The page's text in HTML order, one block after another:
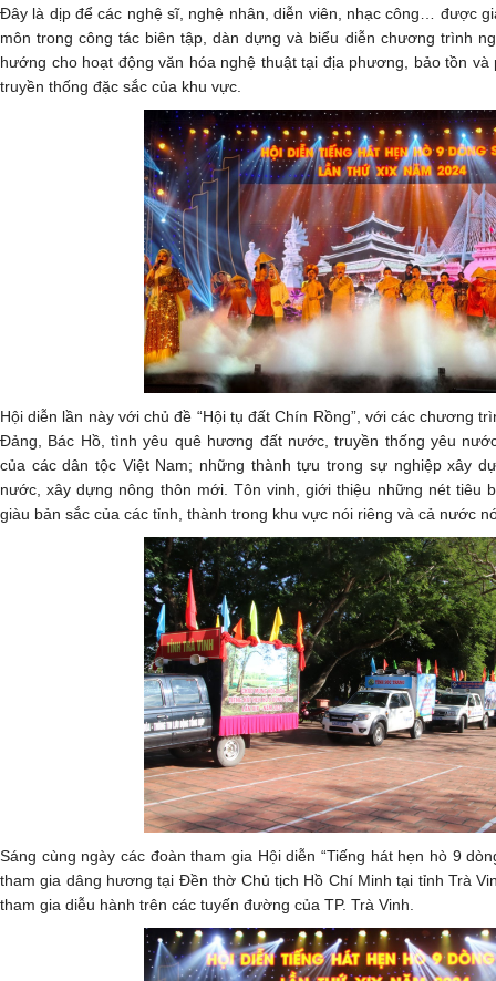
Đây là dịp để các nghệ sĩ, nghệ nhân, diễn viên, nhạc công… được
môn trong công tác biên tập, dàn dựng và biểu diễn chương trình
hướng cho hoạt động văn hóa nghệ thuật tại địa phương, bảo tồn
truyền thống đặc sắc của khu vực.
Hội diễn lần này với chủ đề “Hội tụ đất Chín Rồng”, với các chương
Đảng, Bác Hồ, tình yêu quê hương đất nước, truyền thống yêu
của các dân tộc Việt Nam; những thành tựu trong sự nghiệp xây
nước, xây dựng nông thôn mới. Tôn vinh, giới thiệu những nét tiêu
giàu bản sắc của các tỉnh, thành trong khu vực nói riêng và cả nước
Sáng cùng ngày các đoàn tham gia Hội diễn “Tiếng hát hẹn hò 9
tham gia dâng hương tại Đền thờ Chủ tịch Hồ Chí Minh tại tỉnh Trà
tham gia diễu hành trên các tuyến đường của TP. Trà Vinh.